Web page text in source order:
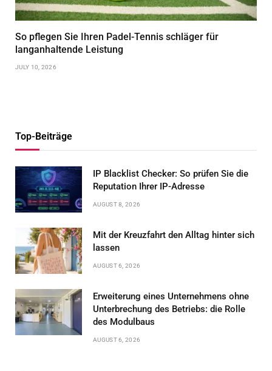
So pflegen Sie Ihren Padel-Tennis schläger für
langanhaltende Leistung
JULY 10, 2026
Top-Beiträge
IP Blacklist Checker: So prüfen Sie die
Reputation Ihrer IP-Adresse
AUGUST 8, 2026
Mit der Kreuzfahrt den Alltag hinter sich
lassen
AUGUST 6, 2026
Erweiterung eines Unternehmens ohne
Unterbrechung des Betriebs: die Rolle
des Modulbaus
AUGUST 6, 2026